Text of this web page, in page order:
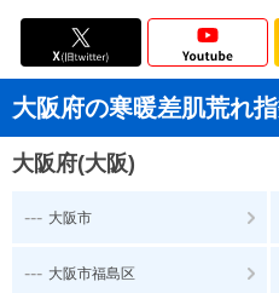
大阪府の寒暖差肌荒れ
大阪府(大阪)
--- 大阪市
--- 大阪市福島区